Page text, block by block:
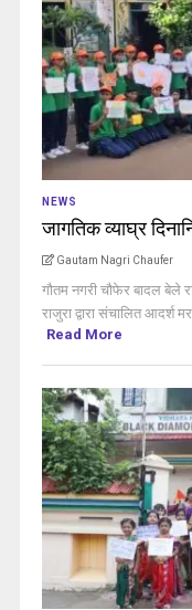
NEWS
जागतिक व्याघ्र
Gautam Nagri Chaufer
गौतम नगरी चौफेर बादल बेले
राजुरा द्वारा संचालित आदर्श
Read More